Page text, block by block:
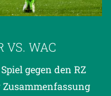
VS. WAC
gegen den RZ